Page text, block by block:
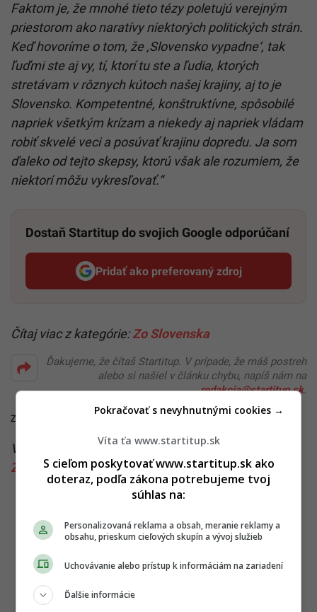
Faktom je, že mnohé tieto tézy poletujú verejným
priestorom ako naratívy niektorých politických strán.
Keď hovoríme o tom, že ,Slovensko vypadne‘, tak
ľuďmi ste aj vy, tí, ktorí tu ste a ľudia, ktorých
stretávam v rôznych kútoch našej krajiny, aj to je
Slovensko. Kompetentné, konštruktívne, spôsobilé
napriek všetkým krízam a niekedy aj napriek vládam
robiť skvelé veci a posúvať krajinu dopredu. Ja som
ďaleko od tejto skepsy, ktorú však ale rozumiem, že
niektorí môžu vykresľovať.“
Dostaň Startitup do svojich Google odporúčaní
Pridať ako preferovaný zdroj
Startitup, odkaz sa otvorí v
Čítaj viac z kategórie:Zo Slovenska
Ďakujeme, že čítaš Startitup. V prípade, že máš postreh
alebo si našiel v článku chybu, napíš nám na
redakcia@startitup.sk.
Zdroje: Facebook/Zuzana Čaputová
Viac k téme: festival Pohoda,pohoda,
Zuzana Čaputová
Víta ťa www.startitup.sk
S cieľom poskytovať www.startitup.sk ako
doteraz, podľa zákona potrebujeme tvoj
súhlas na:
Personalizovaná reklama a obsah, meranie reklamy a
obsahu, prieskum cieľových skupín a vývoj služieb
Uchovávanie alebo prístup k informáciám na zariadení
Ďalšie informácie
Pokračovať s nevyhnutnými cookies →